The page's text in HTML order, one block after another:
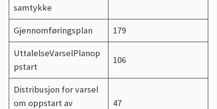
samtykke
Gjennomføringsplan 179
UttalelseVarselPlanop
pstart
106
Distribusjon for varsel
om oppstart av
47